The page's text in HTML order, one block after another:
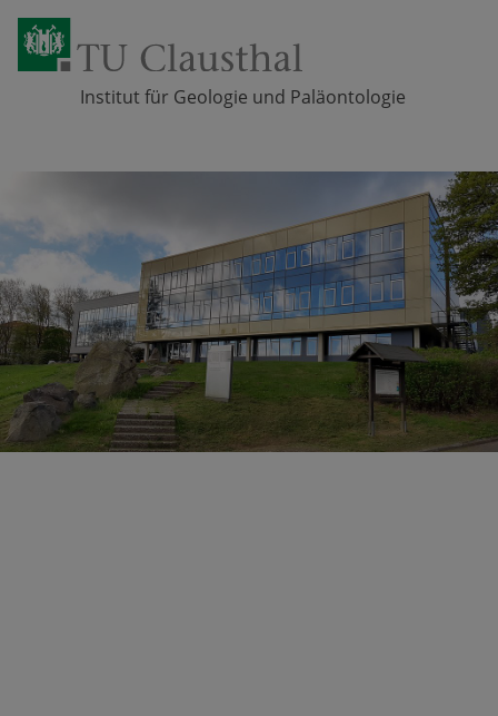
Institut für Geologie und Paläontologie